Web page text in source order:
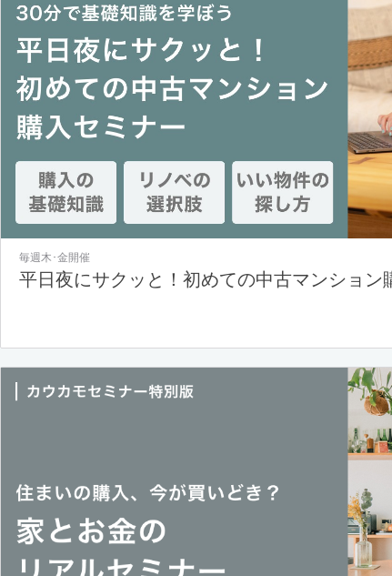
毎週木･金開催
平日夜にサクッと！初めての中古マンション